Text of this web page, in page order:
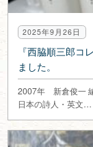
2025年9月26日
『西脇順三郎コ
ました。
2007年 新倉俊一
日本の詩人・英文…